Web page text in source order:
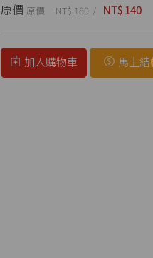
原價
NT$ 180 NT$ 140
加入購物車 馬上